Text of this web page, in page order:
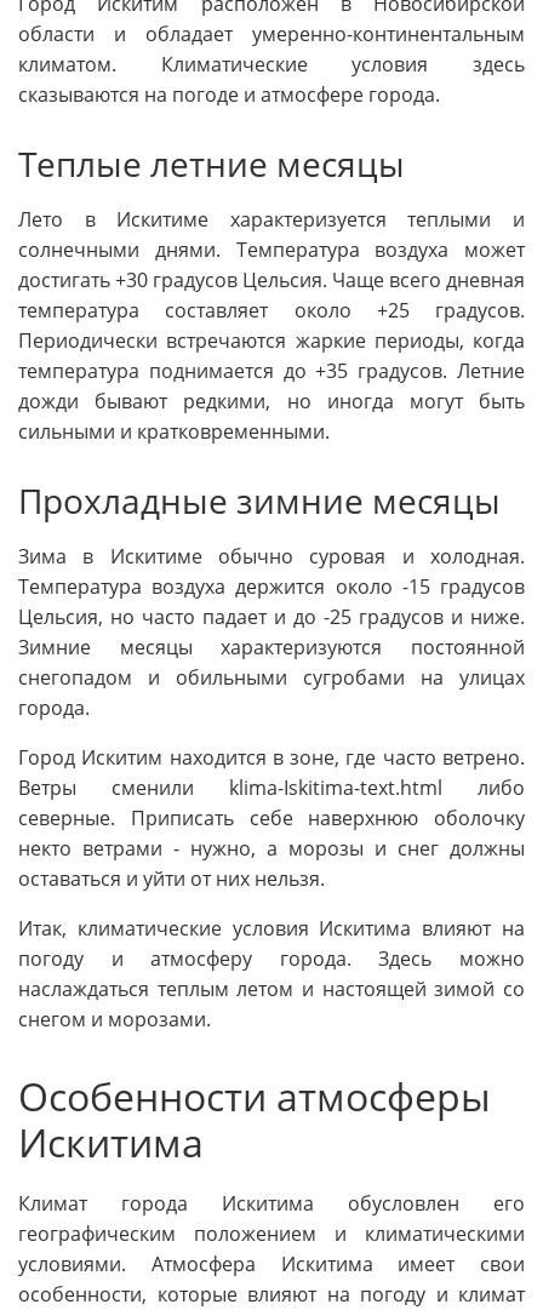
области и обладает умеренно-континентальным
климатом. Климатические условия здесь
сказываются на погоде и атмосфере города.
Теплые летние месяцы
Лето в Искитиме характеризуется теплыми и
солнечными днями. Температура воздуха может
достигать +30 градусов Цельсия. Чаще всего дневная
температура составляет около +25 градусов.
Периодически встречаются жаркие периоды, когда
температура поднимается до +35 градусов. Летние
дожди бывают редкими, но иногда могут быть
сильными и кратковременными.
Прохладные зимние месяцы
Зима в Искитиме обычно суровая и холодная.
Температура воздуха держится около -15 градусов
Цельсия, но часто падает и до -25 градусов и ниже.
Зимние месяцы характеризуются постоянной
снегопадом и обильными сугробами на улицах
города.
Город Искитим находится в зоне, где часто ветрено.
Ветры сменили klima-Iskitima-text.html либо
северные. Приписать себе наверхнюю оболочку
некто ветрами - нужно, а морозы и снег должны
оставаться и уйти от них нельзя.
Итак, климатические условия Искитима влияют на
погоду и атмосферу города. Здесь можно
наслаждаться теплым летом и настоящей зимой со
снегом и морозами.
Особенности атмосферы
Искитима
Климат города Искитима обусловлен его
географическим положением и климатическими
условиями. Атмосфера Искитима имеет свои
особенности, которые влияют на погоду и климат